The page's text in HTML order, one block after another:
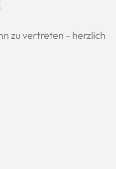
zu vertreten - herzlich